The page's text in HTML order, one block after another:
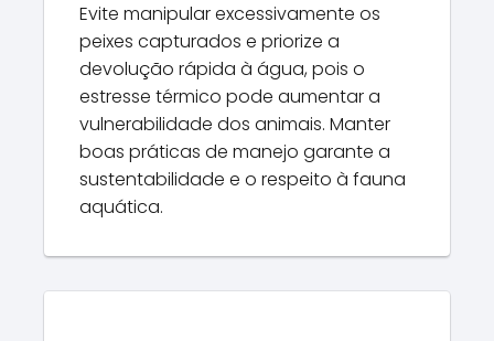
Evite manipular excessivamente os
peixes capturados e priorize a
devolução rápida à água, pois o
estresse térmico pode aumentar a
vulnerabilidade dos animais. Manter
boas práticas de manejo garante a
sustentabilidade e o respeito à fauna
aquática.